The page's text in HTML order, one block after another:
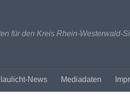
für den Kreis Rhein-Westerwald-
News Mediadaten